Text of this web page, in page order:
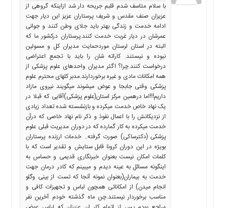
با سلام متاسف شدم قلبم جریحه دار شد ازاینکه گروهی از
عزیزان صنف مقدس و شریف پرستاران عزیز این دیار جهت
ادامه خدمت و زندگی بهتر باید جلای وطن کنند و جوانی
عمرشان در دیار غربت خدمت کنند.پرستاران درکشور ما که
البته در استان لرستان موردحمایت مدیران کل و مسولین
نبوده و نیستند. کاراته شان را باید با تجمع اعتراضی
درخواست کنند.چرا؟ اگثر مدیران واحدهای علوم پزشکی از
همه امکانات مادی و غیره برخوردارند.مدبر کلهای محترم علوم
پزشکی وقتی جابجا و عوض میشوند میگویند نیروی مازاد
داریم!!!اما درهمین مرکز استان(علوم پزشکی)آقایی که قبلا در
یک نهاد خاص خدمت میکرده و بازنشسته شده تعداد زیادی
از نزدیکانش را با اعمال نفوذ و ذکر نام نهاد خاصی که درآن
خدمت میکرده به کار گمارده که در دوران مدیریت قبلی علوم
پزشکی (دکترساکی) صورت گرفته.. خدمات ارزنده پرستاران
بویژه در این دوران کرونا قابل ستایش و تقدیر است که با
کلمات امکان نیست بعنوان خبرنگاری قدیمی و حساس به
اینگونه مسائل به عینه دیدم و میبینم که کادر درمان جهت
خدمت به بیماران(بعنوان نمونه آنجا که تست از بینی وگلو
انجام میدن) از امکاناتی همچون لباس و تجهیزات کافی و
مناسب برخوردار نیستند.چن ماه گذشته خودم آخرین نفر